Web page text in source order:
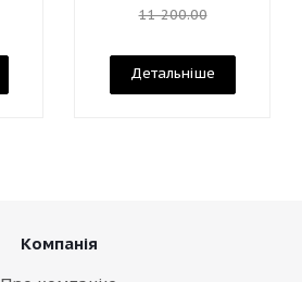
11 200.00
Детальніше
Компанія